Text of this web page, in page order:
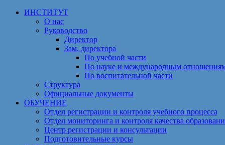
Перейти
содержимому
ИНСТИТУТ
О нас
Руководство
Директор
Зам. директора
По учебной части
По науке и международным
По воспитательной части
Структура
Официальные документы
ОБУЧЕНИЕ
Отдел регистрации и контроля учебного процесса
Отдел мониторинга и контроля качества
Центр регистрации и консультации
Подготовительные курсы